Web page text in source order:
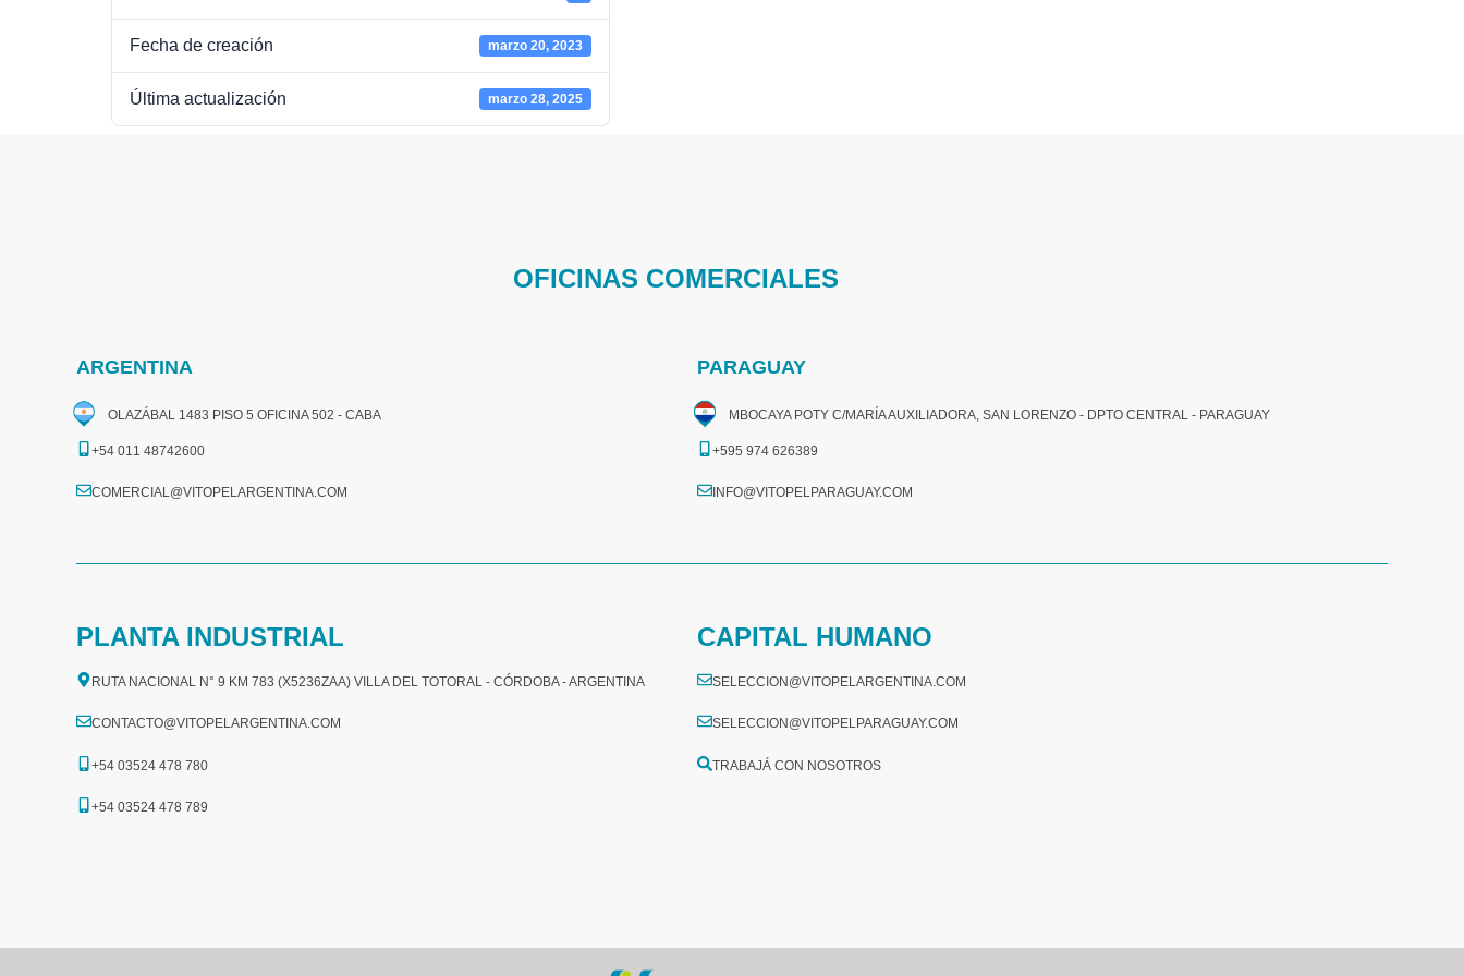
Fecha de creación marzo 20, 2023
Última actualización marzo 28, 2025
OFICINAS COMERCIALES
ARGENTINA
OLAZÁBAL 1483 PISO 5 OFICINA 502 - CABA
+54 011 48742600​
COMERCIAL@VITOPELARGENTINA.COM​
PARAGUAY
MBOCAYA POTY C/MARÍA AUXILIADORA, SAN LORENZO - DPTO CENTRAL - PARAGUAY
+595 974 626389
INFO@VITOPELPARAGUAY.COM
PLANTA INDUSTRIAL
RUTA NACIONAL N° 9 KM 783 (X5236ZAA) VILLA DEL TOTORAL - CÓRDOBA - ARGENTINA
CONTACTO@VITOPELARGENTINA.COM
+54 03524 478 780​
+54 03524 478 789​
CAPITAL HUMANO
SELECCION@VITOPELARGENTINA.COM
SELECCION@VITOPELPARAGUAY.COM
TRABAJÁ CON NOSOTROS